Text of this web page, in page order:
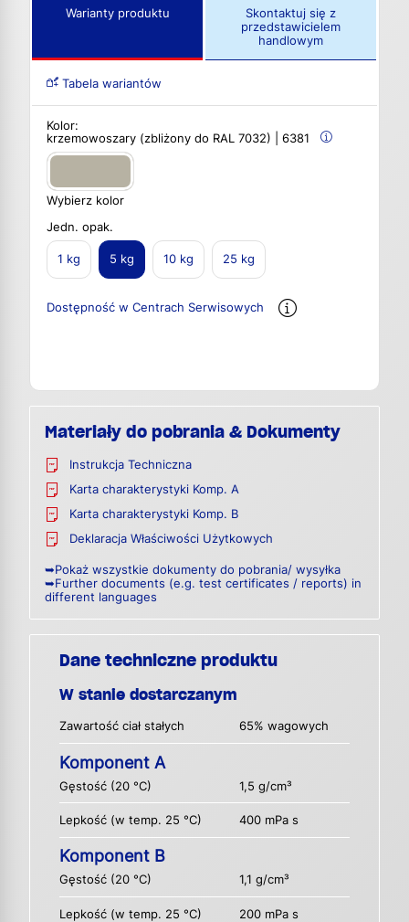
Warianty produktu
Skontaktuj się z
przedstawicielem
handlowym
Tabela wariantów
Kolor:
krzemowoszary (zbliżony do RAL 7032) | 6381
Wybierz kolor
Jedn. opak.
1 kg 5 kg 10 kg 25 kg
Dostępność w Centrach Serwisowych
Materiały do pobrania & Dokumenty
Instrukcja Techniczna
Karta charakterystyki Komp. A
Karta charakterystyki Komp. B
Deklaracja Właściwości Użytkowych
➥Pokaż wszystkie dokumenty do pobrania/ wysyłka
➥Further documents (e.g. test certificates / reports) in
different languages
Dane techniczne produktu
W stanie dostarczanym
Zawartość ciał stałych 65% wagowych
Komponent A
Gęstość (20 °C) 1,5 g/cm³
Lepkość (w temp. 25 °C) 400 mPa s
Komponent B
Gęstość (20 °C) 1,1 g/cm³
Lepkość (w temp. 25 °C) 200 mPa s